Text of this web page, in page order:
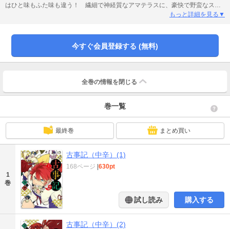
はひと味もふた味も違う！ 繊細で神経質なアマテラスに、豪快で野蛮なスサ
ノオ。 彼らは父・イザナギが作成する『日本創世台本』に沿って人間達の
は悪い神として人間達に悪さをする。自身の「悪役」としての役割、そして父
の偉大さを疑わないスサノオの前に「ヒルコ」という正体不明の生き物が現れ
て･･･！？ 今、神を巡る、知られざる歴史が明かされる･･･かもしれない。
もっと詳細を見る▼
今すぐ会員登録する (無料)
全巻の情報を 閉じる
巻一覧
最終巻 まとめ買い
1
巻
古事記（中辛）(1)
168ページ 630pt
試し読み 購入する
古事記（中辛）(2)